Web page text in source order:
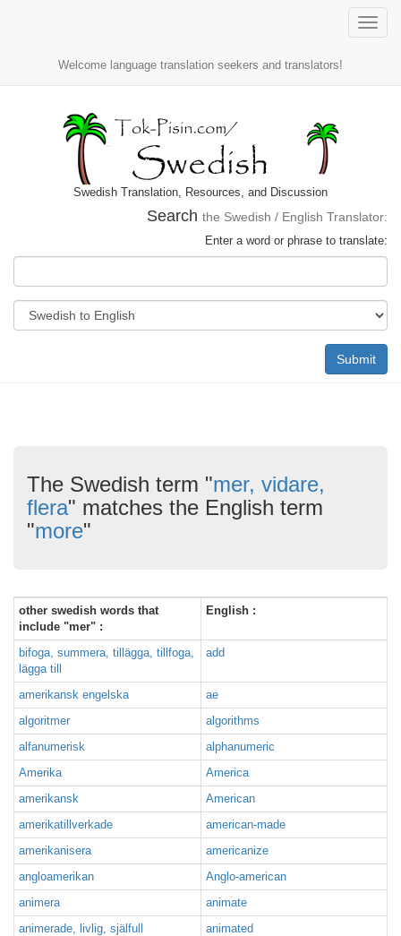
Toggle
Welcome language translation seekers and translators!
Swedish Translation, Resources, and Discussion
Search the Swedish / English Translator:
Enter a word or phrase to translate:
Submit
The Swedish term "mer, vidare,
flera" matches the English term
"more"
other swedish words that
include "mer" :
English :
bifoga, summera, tillägga, tillfoga,
lägga till
add
amerikansk engelska
ae
algoritmer
algorithms
alfanumerisk
alphanumeric
Amerika
America
amerikansk
American
amerikatillverkade
american-made
amerikanisera
americanize
angloamerikan
Anglo-american
animera
animate
animerade, livlig, själfull
animated